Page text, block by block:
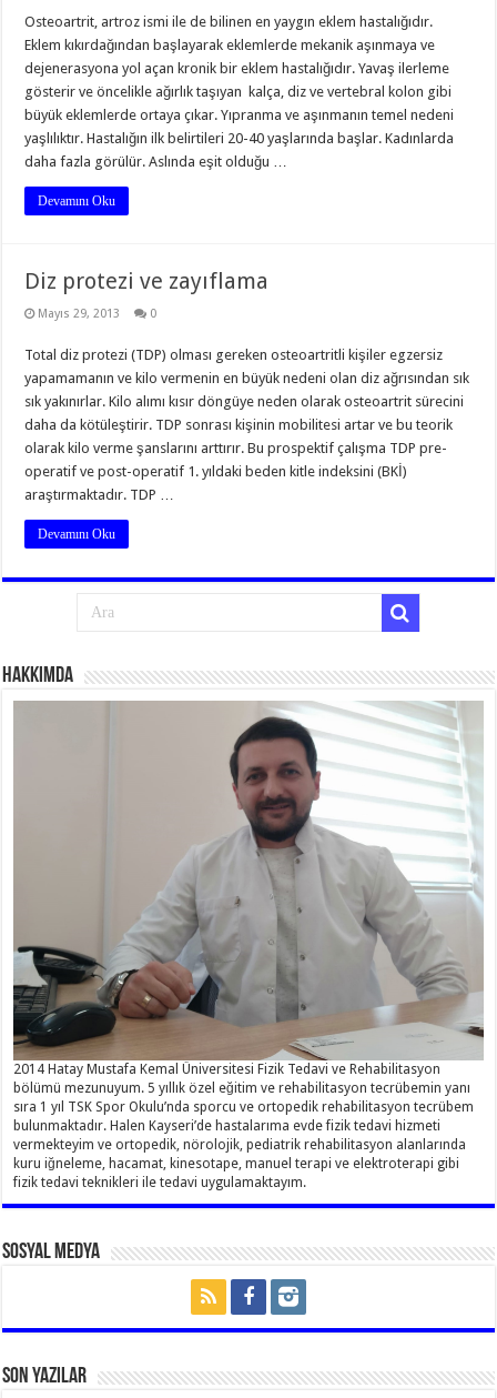
Osteoartrit, artroz ismi ile de bilinen en yaygın eklem hastalığıdır.
Eklem kıkırdağından başlayarak eklemlerde mekanik aşınmaya ve
dejenerasyona yol açan kronik bir eklem hastalığıdır. Yavaş ilerleme
gösterir ve öncelikle ağırlık taşıyan kalça, diz ve vertebral kolon gibi
büyük eklemlerde ortaya çıkar. Yıpranma ve aşınmanın temel nedeni
yaşlılıktır. Hastalığın ilk belirtileri 20-40 yaşlarında başlar. Kadınlarda
daha fazla görülür. Aslında eşit olduğu …
Devamını Oku
Diz protezi ve zayıflama
Mayıs 29, 2013 0
Total diz protezi (TDP) olması gereken osteoartritli kişiler egzersiz
yapamamanın ve kilo vermenin en büyük nedeni olan diz ağrısından sık
sık yakınırlar. Kilo alımı kısır döngüye neden olarak osteoartrit sürecini
daha da kötüleştirir. TDP sonrası kişinin mobilitesi artar ve bu teorik
olarak kilo verme şanslarını arttırır. Bu prospektif çalışma TDP pre-
operatif ve post-operatif 1. yıldaki beden kitle indeksini (BKİ)
araştırmaktadır. TDP …
Devamını Oku
Hakkımda
2014 Hatay Mustafa Kemal Üniversitesi Fizik Tedavi ve Rehabilitasyon
bölümü mezunuyum. 5 yıllık özel eğitim ve rehabilitasyon tecrübemin yanı
sıra 1 yıl TSK Spor Okulu’nda sporcu ve ortopedik rehabilitasyon tecrübem
bulunmaktadır. Halen Kayseri’de hastalarıma evde fizik tedavi hizmeti
vermekteyim ve ortopedik, nörolojik, pediatrik rehabilitasyon alanlarında
kuru iğneleme, hacamat, kinesotape, manuel terapi ve elektroterapi gibi
fizik tedavi teknikleri ile tedavi uygulamaktayım.
Sosyal Medya
Son Yazılar